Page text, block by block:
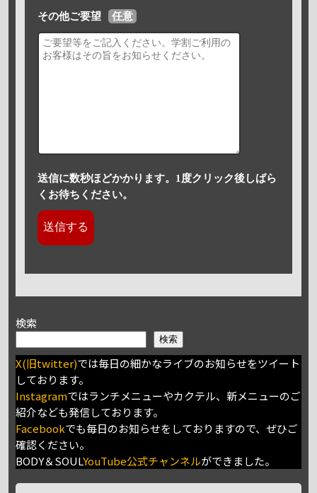
その他ご要望 任意
送信に数秒ほどかかります。1度クリック後しばら
くお待ちください。
検索
検索
X(旧twitter)では毎日の細かなライブのお知らせをツイート
しております。
Instagramではランチメニューやカクテル、新メニューのご
紹介なども発信しております。
Facebookでも毎日のお知らせをしておりますので、ぜひご
確認ください。
BODY＆SOULYouTube公式チャンネルができました。